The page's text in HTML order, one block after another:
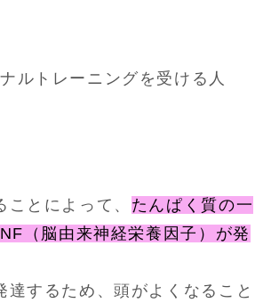
ことによって、 たんぱく質の一
（脳由来神経栄養因子）が発
達するため、頭がよくなること